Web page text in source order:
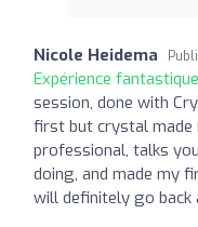
Nicole Heidema
Expérience
session, done with
first but crystal made
professional, talks
doing, and made my
will definitely go back